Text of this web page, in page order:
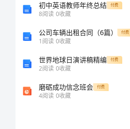
初中英语教师年终总结 付费
8阅读 0收藏
公司车辆出租合同（6篇） 付费
1阅读 0收藏
世界地球日演讲稿精编 付费
2阅读 0收藏
磨砺成功信念班会 付费
4阅读 0收藏